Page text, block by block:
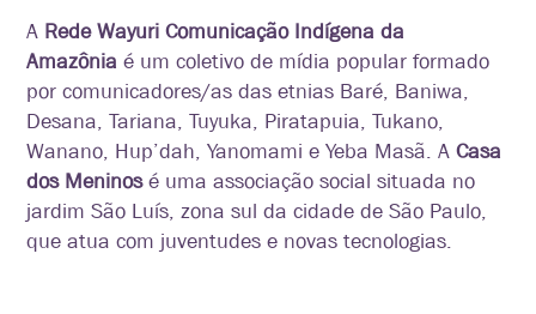
A Rede Wayuri Comunicação Indígena da
Amazônia é um coletivo de mídia popular formado
porcomunicadores/as das etnias Baré, Baniwa,
Desana,Tariana, Tuyuka, Piratapuia, Tukano,
Wanano, Hup’dah, Yanomami e Yeba Masã. ACasa
dos Meninosé uma associaçãosocial situada no
jardim São Luís, zona sul da cidade de São Paulo,
que atua com juventudes e novas tecnologias.